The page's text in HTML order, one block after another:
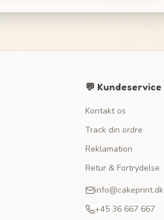
💬 Kundeservice
Kontakt os
Track din ordre
Reklamation
Retur & Fortrydelse
info@cakeprint.dk
+45 36 667 667